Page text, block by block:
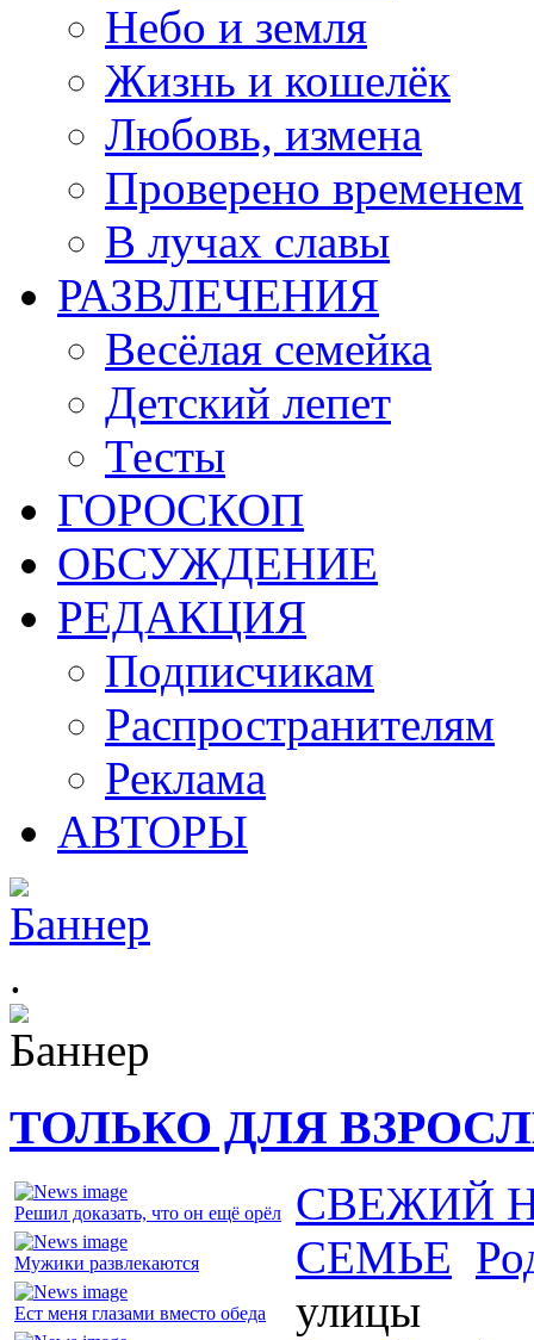
Небо и земля
Жизнь и кошелёк
Любовь, измена
Проверено временем
В лучах славы
РАЗВЛЕЧЕНИЯ
Весёлая семейка
Детский лепет
Тесты
ГОРОСКОП
ОБСУЖДЕНИЕ
РЕДАКЦИЯ
Подписчикам
Распространителям
Реклама
АВТОРЫ
.
ТОЛЬКО ДЛЯ
Решил доказать, что он ещё орёл
Мужики развлекаются
Ест меня глазами вместо обеда
СВЕЖИЙ
СЕМЬЕ
улицы